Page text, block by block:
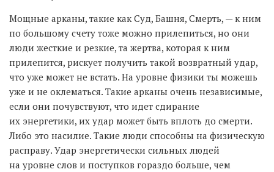
Мощные арканы, такие как Суд, Башня, Смерть, — к ним
по большому счету тоже можно прилепиться, но они
люди жесткие и резкие, та жертва, которая к ним
прилепится, рискует получить такой возвратный удар,
что уже может не встать. На уровне физики ты можешь
уже и не оклематься. Такие арканы очень независимые,
если они почувствуют, что идет сдирание
их энергетики, их удар может быть вплоть до смерти.
Либо это насилие. Такие люди способны на физическую
расправу. Удар энергетически сильных людей
на уровне слов и поступков гораздо больше, чем